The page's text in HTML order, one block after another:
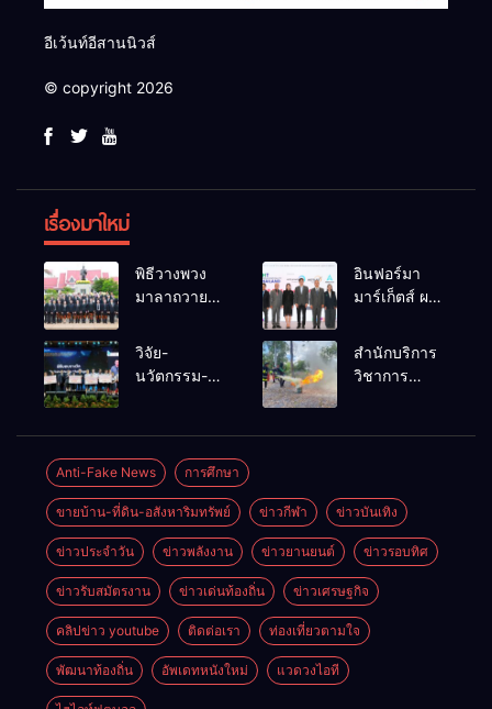
อีเว้นท์อีสานนิวส์
© copyright 2026
เรื่องมาใหม่
พิธีวางพวง
มาลาถวาย
เนื่องในวันรพี
ประจำปี
ฟุตบอลวันรพี
เพื่อเชื่อม
ความสัมพันธ์
อันดีของ
หน่วยงานใน
กระบวนการ
ยุติธรรม
อินฟอร์มา
มาร์เก็ตส์ ผนึก
ธุรกิจท่อง
เที่ยว-บริการ
Thailand
สร้างโอกาส
ธุรกิจครบ
วงจร ด้วยครับ
วิจัย-
นวัตกรรม-
ไทย และพลัง
ขับเคลื่อน
เศรษฐกิจ
ประเทศ
สำนักบริการ
วิชาการ
ศักยภาพเจ้า
หน้าที่ท้องถิ่น
รับมืออัคคีภัย
ตามมาตรฐาน
สากล
Anti-Fake News การศึกษา
ขายบ้าน-ที่ดิน-อสังหาริมทรัพย์ ข่าวกีฬา ข่าวบันเทิง
ข่าวประจำวัน ข่าวพลังงาน ข่าวยานยนต์ ข่าวรอบทิศ
ข่าวรับสมัตรงาน ข่าวเด่นท้องถิ่น ข่าวเศรษฐกิจ
คลิปข่าว youtube ติดต่อเรา ท่องเที่ยวตามใจ
พัฒนาท้องถิ่น อัพเดทหนังใหม่ แวดวงไอที